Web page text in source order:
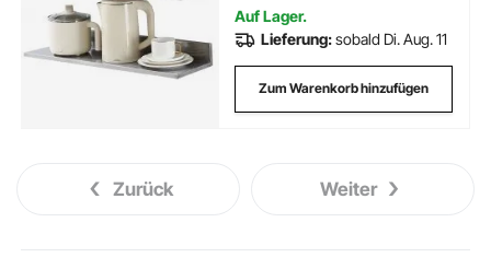
Auf Lager.
Lieferung:sobald Di. Aug. 11
Zum Warenkorb hinzufügen
Zurück Weiter